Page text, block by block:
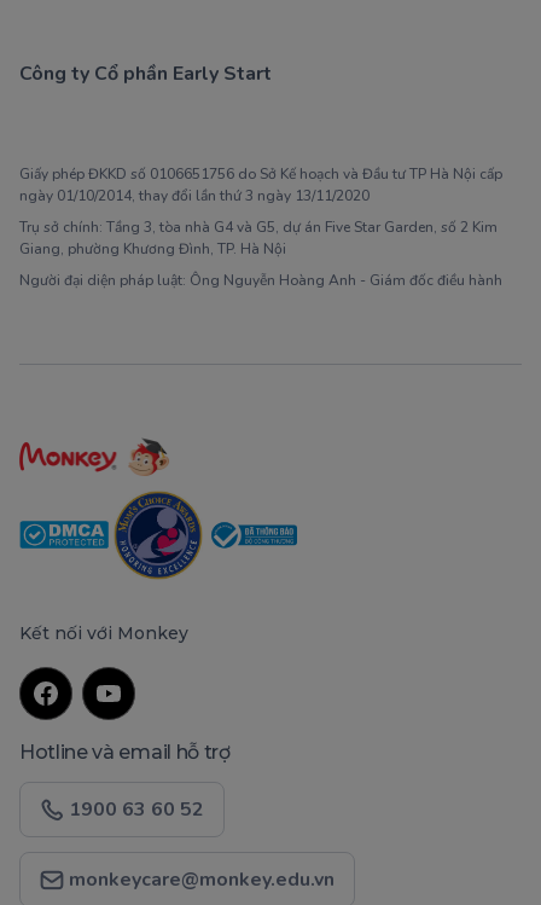
Công ty Cổ phần Early Start
Giấy phép ĐKKD số 0106651756 do Sở Kế hoạch và Đầu tư TP Hà Nội cấp
ngày 01/10/2014, thay đổi lần thứ 3 ngày 13/11/2020
Trụ sở chính: Tầng 3, tòa nhà G4 và G5, dự án Five Star Garden, số 2 Kim
Giang, phường Khương Đình, TP. Hà Nội
Người đại diện pháp luật: Ông Nguyễn Hoàng Anh - Giám đốc điều hành
Kết nối với Monkey
Hotline và email hỗ trợ
1900 63 60 52
monkeycare@monkey.edu.vn